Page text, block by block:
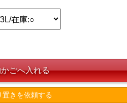
置きを依頼する